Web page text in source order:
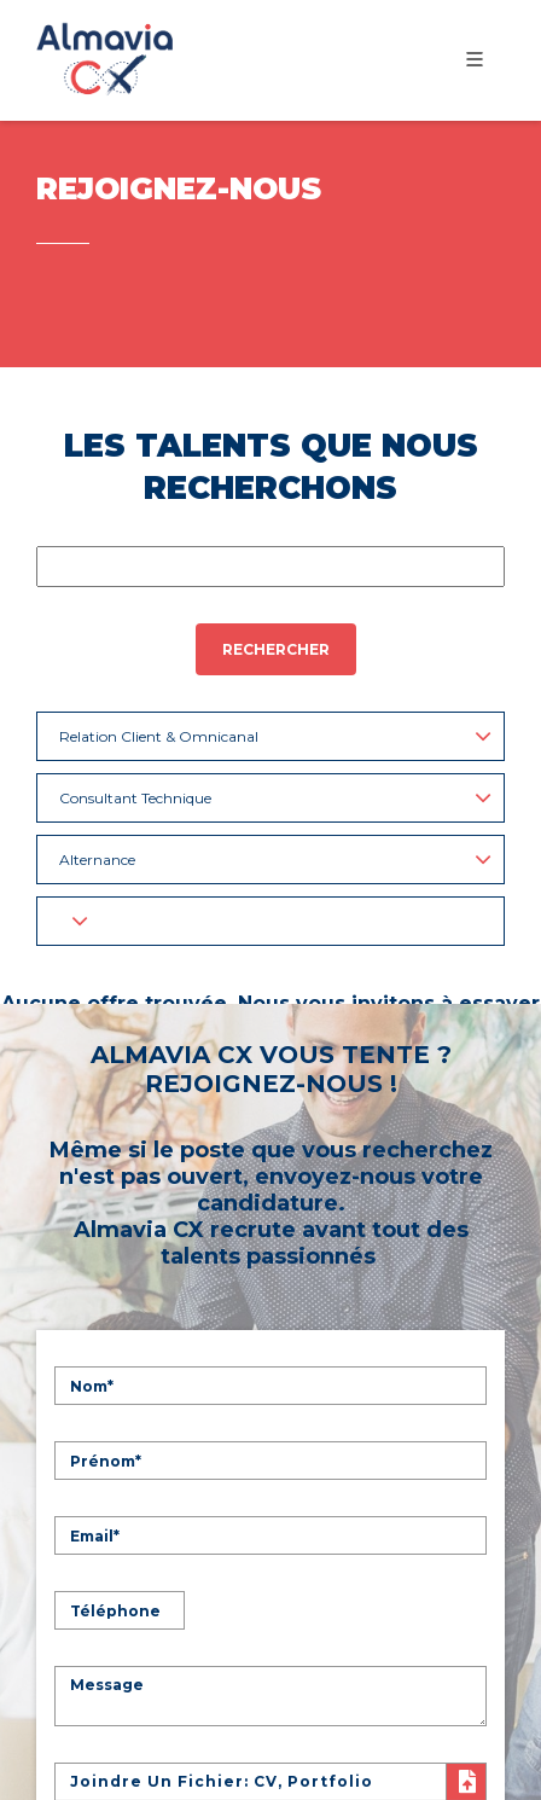
REJOIGNEZ-NOUS
LES TALENTS QUE NOUS
RECHERCHONS
RECHERCHER
Relation Client & Omnicanal
Consultant Technique
Alternance
Aucune offre trouvée. Nous vous invitons à essayer
d’autres mots-clés ou à sélectionner un « métier ».
ALMAVIA CX VOUS TENTE ?
REJOIGNEZ-NOUS !
Même si le poste que vous recherchez
n'est pas ouvert, envoyez-nous votre
candidature.
Almavia CX recrute avant tout des
talents passionnés
Joindre Un Fichier: CV, Portfolio